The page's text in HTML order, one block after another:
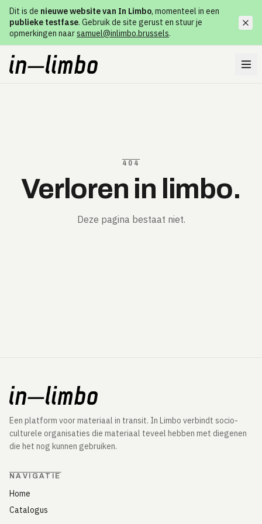
Dit is de nieuwe website van In Limbo, momenteel in een
publieke testfase. Gebruik de site gerust en stuur je
opmerkingen naarsamuel@inlimbo.brussels.
404
Verloren in limbo.
Deze pagina bestaat niet.
Een platform voor materiaal in transit. In Limbo verbindt socio-
culturele organisaties die materiaal teveel hebben met diegenen
die het nog kunnen gebruiken.
NAVIGATIE
Home
Catalogus